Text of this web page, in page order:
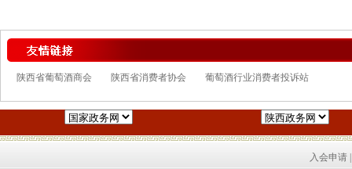
陕西省葡萄酒商会 陕西省消费者协会 葡萄酒行业消费者投诉站
入会申请